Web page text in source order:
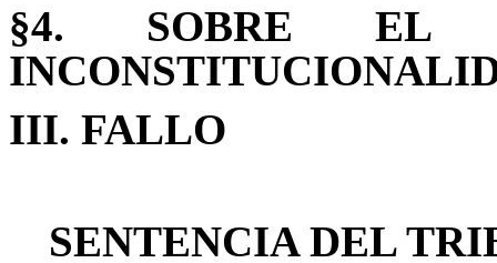
§4. SOBRE EL
III. FALLO
SENTENCIA DEL